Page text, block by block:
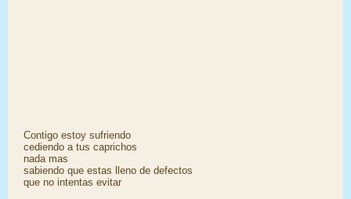
Contigo estoy sufriendo
cediendo a tus caprichos
nada mas
sabiendo que estas lleno de defectos
que no intentas evitar